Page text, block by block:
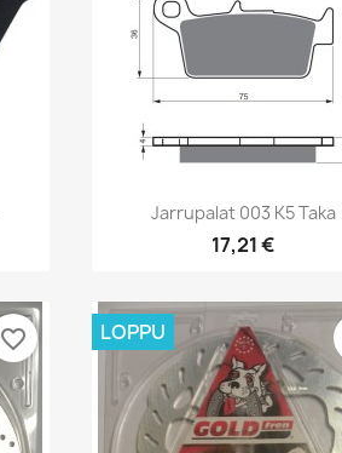
Pikakatselu
Jarrupalat 003 K5 Taka
17,21 €
favorite_border LOPPU